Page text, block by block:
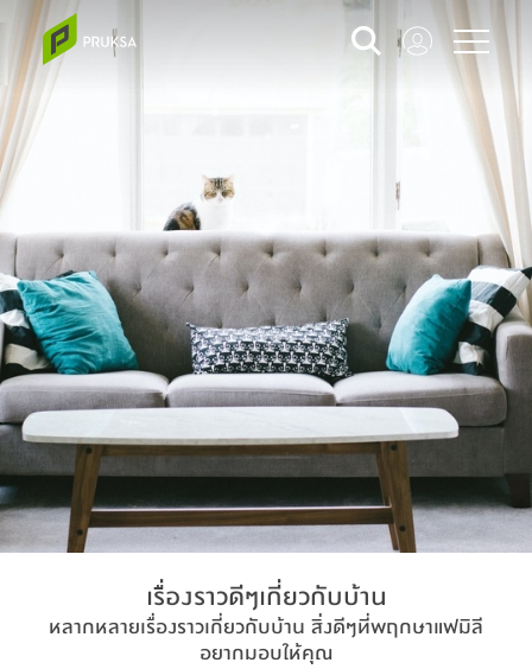
เรื่องราวดีๆเกี่ยวกับบ้าน
หลากหลายเรื่องราวเกี่ยวกับบ้าน สิ่งดีๆที่พฤกษาแฟมิลี
อยากมอบให้คุณ